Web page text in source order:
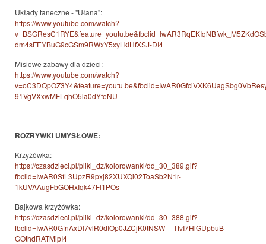
Układy taneczne - "Ułana":
https://www.youtube.com/watch?
dm4sFEYBuG9cGSm9RWxY5xyLkIHfXSJ-DI4
Misiowe zabawy dla dzieci:
https://www.youtube.com/watch?
91VgVXxwMFLqhO5la0dYfeNU
ROZRYWKI UMYSŁOWE:
Krzyżówka:
https://czasdzieci.pl/pliki_dz/kolorowanki/dd_30_389.gif?
fbclid=IwAR0SfL3UpzR9pxj82XUXQi02ToaSb2N1r-
1kUVAAugFbGOHxIqk47Fl1POs
Bajkowa krzyżówka:
https://czasdzieci.pl/pliki_dz/kolorowanki/dd_30_388.gif?
fbclid=IwAR0GfnAxDI7vlR0dIOp0JZCjK0tNSW__TfvI7HlGUpbuB-
GOthdRATMipI4